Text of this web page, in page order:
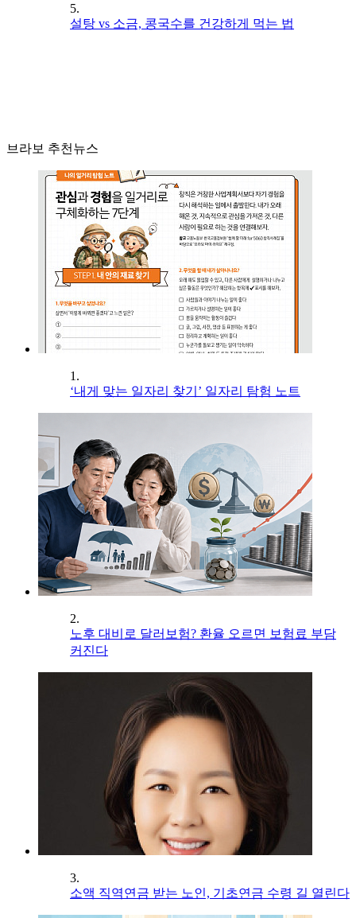
5.
설탕 vs 소금, 콩국수를 건강하게 먹는 법
브라보 추천뉴스
1.
‘내게 맞는 일자리 찾기’ 일자리 탐험 노트
2.
노후 대비로 달러보험? 환율 오르면 보험료 부담
커진다
3.
소액 직역연금 받는 노인, 기초연금 수령 길 열린다